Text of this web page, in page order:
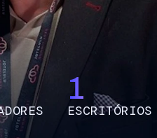
1
ESCRITÓRIOS